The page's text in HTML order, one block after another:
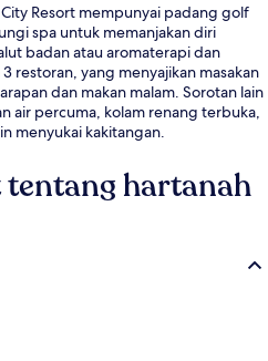
Resort mempunyai padang golf
spa untuk memanjakan diri
badan atau aromaterapi dan
restoran, yang menyajikan masakan
dan makan malam. Sorotan lain
air percuma, kolam renang terbuka,
menyukai kakitangan.
hartanah